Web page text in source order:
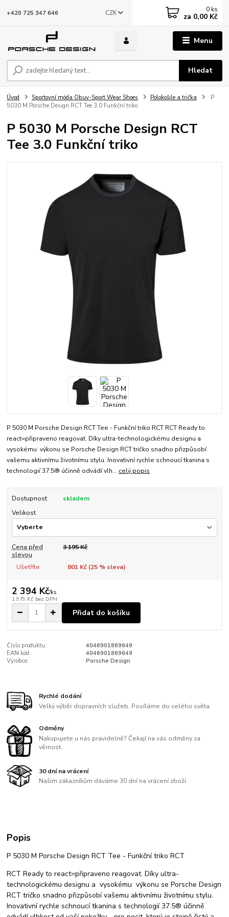
Menu
CZK
Hledat
+420 725 347 646 0 ks
za 0,00 Kč
Úvod Sportovní móda Obuv-Sport Wear Shoes Polokošile a trička
P
5030 M Porsche Design RCT Tee 3.0 Funkční triko
P 5030 M Porsche Design RCT
Tee 3.0 Funkční triko
P 5030 M Porsche Design RCT Tee - Funkční triko RCT RCT Ready to
react=připraveno reagovat. Díky ultra-technologickému designu a
vysokému výkonu se Porsche Design RCT tričko snadno přizpůsobí
vašemu aktivnímu životnímu stylu. Inovativní rychle schnoucí tkanina s
technologií 37.5® účinně odvádí vlh... celý popis
Dostupnost
skladem
Velikost
Cena před
slevou
3 195 Kč
Ušetříte 801 Kč (25% sleva)
2 394 Kč/ks
1 979 Kč bez DPH
Přidat do košíku
Číslo produktu:
4046901869649
EAN kód:
4046901869649
Výrobce:
Porsche Design
Rychlé dodání
Velký výběr dopravních služeb. Posíláme do celého světa.
Odměny
Nakupujete u nás pravidelně? Čekají na vás odměny za
věrnost.
30 dní na vrácení
Našim zákazníkům dáváme 30 dní na vrácení zboží.
Popis
P 5030 M Porsche Design RCT Tee - Funkční triko RCT
RCT Ready to react=připraveno reagovat. Díky ultra-
technologickému designu a vysokému výkonu se Porsche Design
RCT tričko snadno přizpůsobí vašemu aktivnímu životnímu stylu.
Inovativní rychle schnoucí tkanina s technologií 37.5® účinně